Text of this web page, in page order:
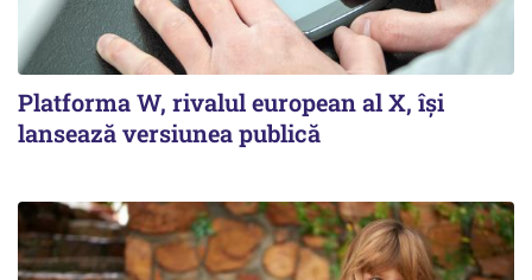
Platforma W, rivalul european al X, își
lansează versiunea publică